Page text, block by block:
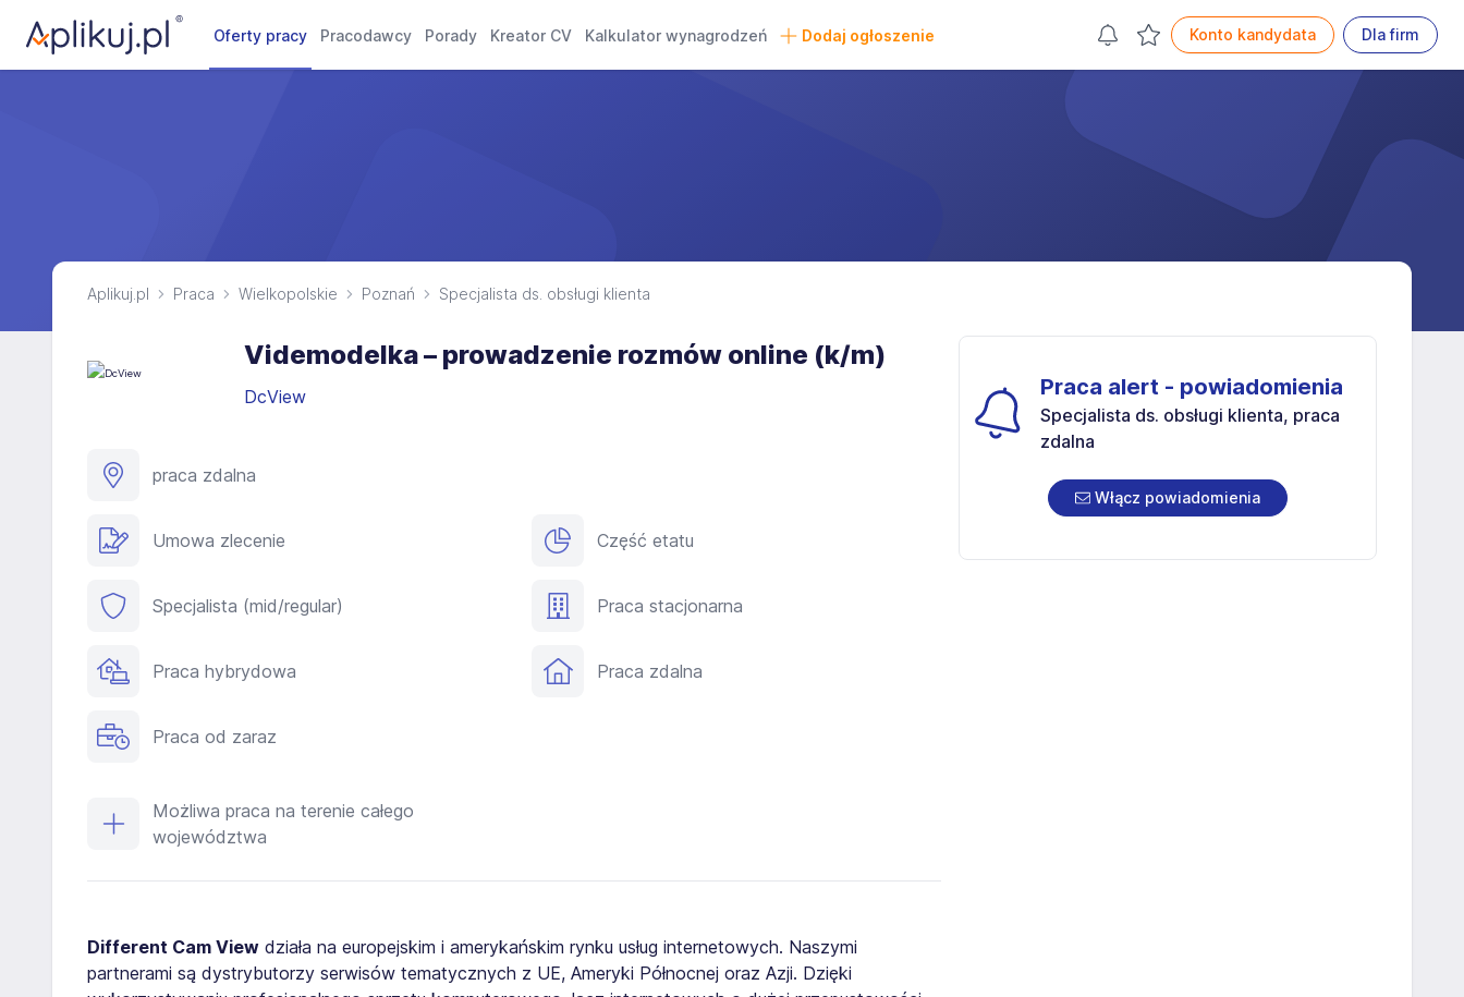
Oferty pracy Pracodawcy Porady Kreator CV Kalkulator wynagrodzeń Dodaj ogłoszenie Konto kandydata Dla firm
Aplikuj.pl Praca Wielkopolskie Poznań Specjalista ds. obsługi klienta
Videmodelka – prowadzenie rozmów online (k/m)
DcView
praca zdalna
Umowa zlecenie Część etatu
Specjalista (mid/regular) Praca stacjonarna
Praca hybrydowa Praca zdalna
Praca od zaraz
Możliwa praca na terenie całego
województwa
Different Cam View działa na europejskim i amerykańskim rynku usług internetowych. Naszymi
partnerami są dystrybutorzy serwisów tematycznych z UE, Ameryki Północnej oraz Azji. Dzięki
Praca alert - powiadomienia
Specjalista ds. obsługi klienta, praca
zdalna
Włącz powiadomienia